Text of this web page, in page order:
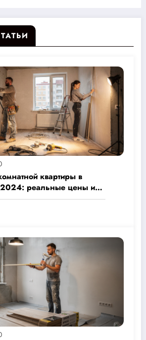
квартиры в
2024: реальные цены и
которые вам не